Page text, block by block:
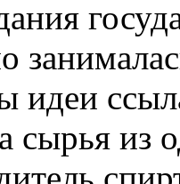
идеи
сырья из